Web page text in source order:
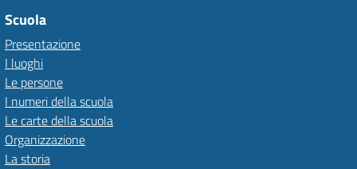
Scuola
Presentazione
I luoghi
Le persone
I numeri della scuola
Le carte della scuola
Organizzazione
La storia